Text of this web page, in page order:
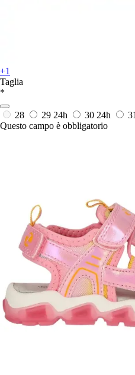
+1
Taglia
*
28 29 24h 30 24h 31
Questo campo è obbligatorio